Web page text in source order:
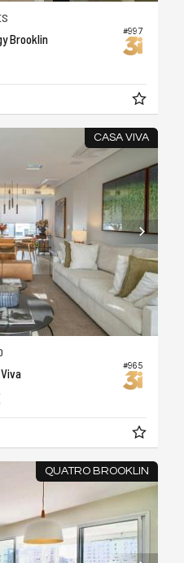
#997
Brooklin
CASA VIVA
#965
QUATRO BROOKLIN